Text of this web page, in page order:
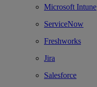
Microsoft Intune
ServiceNow
Freshworks
Jira
Salesforce